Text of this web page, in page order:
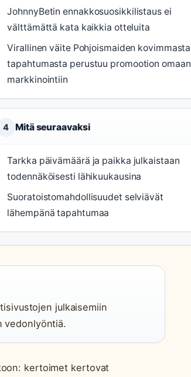
JohnnyBetin ennakkosuosikkilistaus ei
välttämättä kata kaikkia otteluita
Virallinen väite Pohjoismaiden kovimmasta
tapahtumasta perustuu promootion omaan
markkinointiin
4 Mitä seuraavaksi
Tarkka päivämäärä ja paikka julkaistaan
todennäköisesti lähikuukausina
Suoratoistomahdollisuudet selviävät
lähempänä tapahtumaa
julkaisemiin
vedonlyöntiä.
kertoimet kertovat